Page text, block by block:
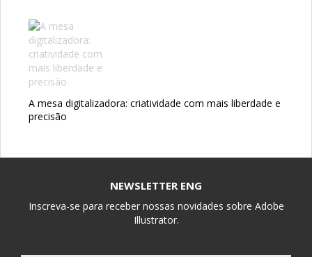
A mesa digitalizadora: criatividade com mais liberdade e
precisão
NEWSLETTER ENG
Inscreva-se para receber nossas novidades sobre Adobe
Illustrator.